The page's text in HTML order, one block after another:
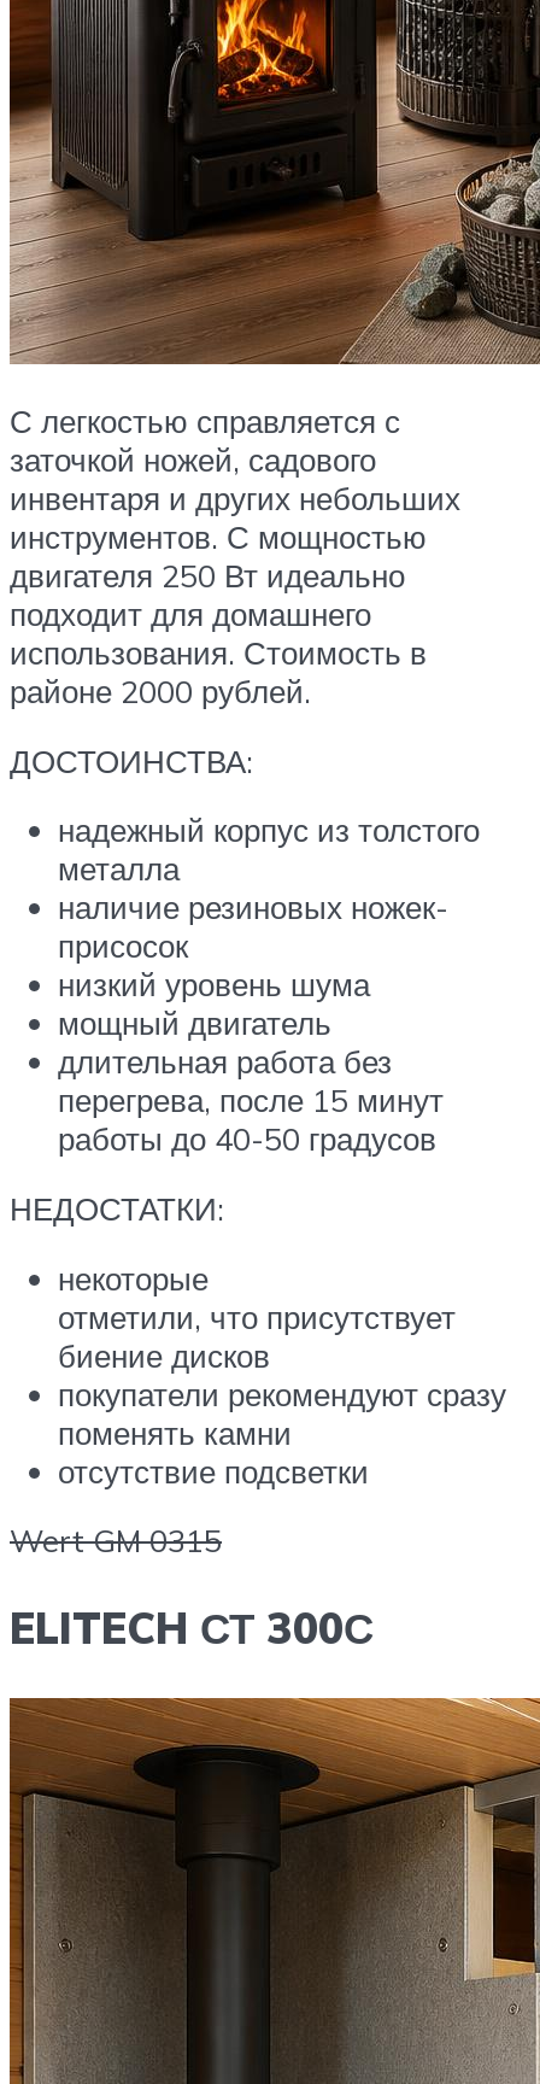
С легкостью справляется с
заточкой ножей, садового
инвентаря и других небольших
инструментов. С мощностью
двигателя 250 Вт идеально
подходит для домашнего
использования. Стоимость в
районе 2000 рублей.
ДОСТОИНСТВА:
надежный корпус из толстого
металла
наличие резиновых ножек-
присосок
низкий уровень шума
мощный двигатель
длительная работа без
перегрева, после 15 минут
работы до 40-50 градусов
НЕДОСТАТКИ:
некоторые
отметили, что присутствует
биение дисков
покупатели рекомендуют сразу
поменять камни
отсутствие подсветки
Wert GM 0315
ELITECH СТ 300С